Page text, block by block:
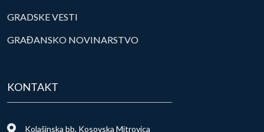
GRADSKE VESTI
GRAĐANSKO NOVINARSTVO
KONTAKT
Kolašinska bb, Kosovska Mitrovica